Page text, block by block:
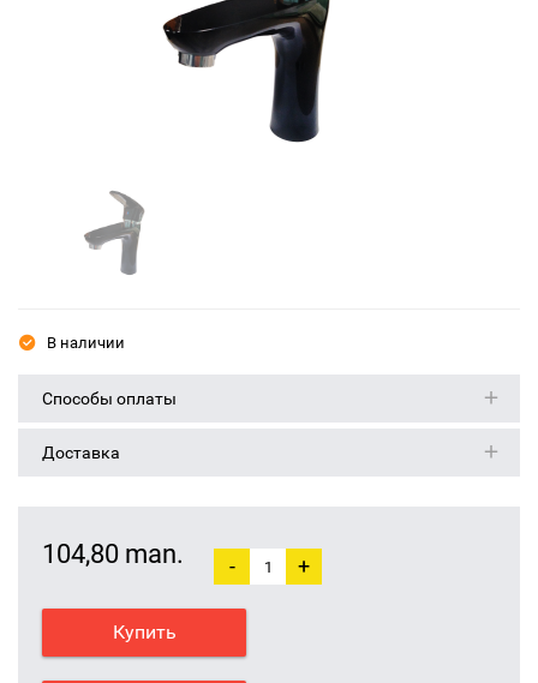
В наличии
Способы оплаты
Доставка
104,80 man. - +
Купить